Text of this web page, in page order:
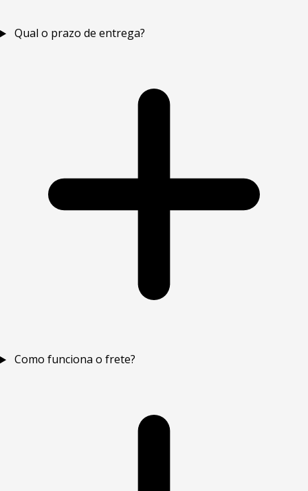
Qual o prazo de entrega?
Como funciona o frete?